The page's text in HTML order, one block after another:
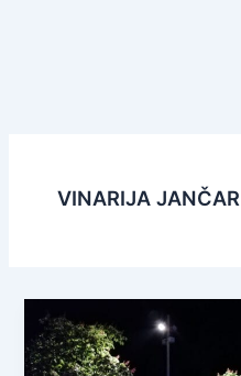
VINARIJA JANČAR